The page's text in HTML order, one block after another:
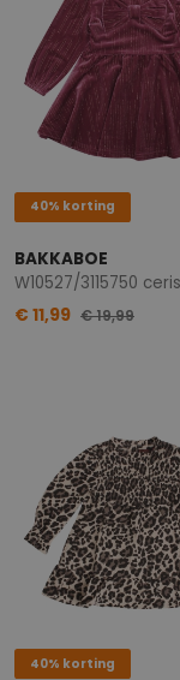
40% korting
BAKKABOE
W10527/3115750
€ 11,99 € 19,99
40% korting